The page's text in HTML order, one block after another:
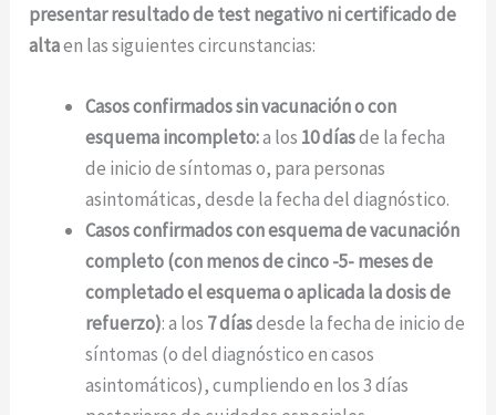
presentar resultado de test negativo ni certificado de
altaen las siguientes circunstancias:
Casos confirmados sin vacunación o con
esquema incompleto:a los 10 díasde la fecha
de inicio de síntomas o, para personas
asintomáticas, desde la fecha del diagnóstico.
Casos confirmados con esquema de vacunación
completo (con menos de cinco -5- meses de
completado el esquema o aplicada la dosis de
refuerzo): a los 7 díasdesde la fecha de inicio de
síntomas (o del diagnóstico en casos
asintomáticos), cumpliendo en los 3 días